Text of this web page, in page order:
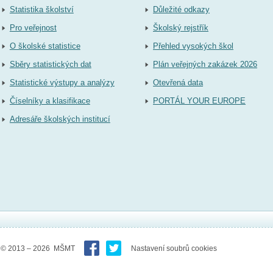
Statistika školství
Pro veřejnost
O školské statistice
Sběry statistických dat
Statistické výstupy a analýzy
Číselníky a klasifikace
Adresáře školských institucí
Důležité odkazy
Školský rejstřík
Přehled vysokých škol
Plán veřejných zakázek 2026
Otevřená data
PORTÁL YOUR EUROPE
© 2013 – 2026 MŠMT Nastavení soubrů cookies